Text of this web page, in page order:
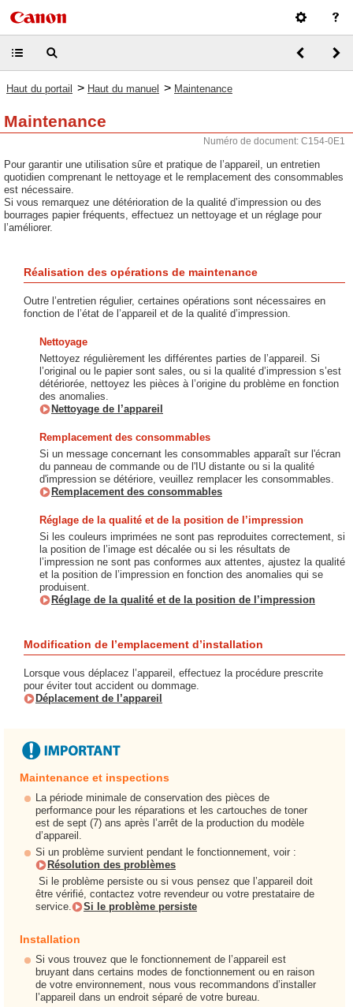
Haut du portail > Haut du manuel > Maintenance
Maintenance
Numéro de document: C154-0E1
Pour garantir une utilisation sûre et pratique de l’appareil, un entretien
quotidien comprenant le nettoyage et le remplacement des consommables
est nécessaire.
Si vous remarquez une détérioration de la qualité d’impression ou des
bourrages papier fréquents, effectuez un nettoyage et un réglage pour
l’améliorer.
Réalisation des opérations de maintenance
Outre l’entretien régulier, certaines opérations sont nécessaires en
fonction de l’état de l’appareil et de la qualité d’impression.
Nettoyage
Nettoyez régulièrement les différentes parties de l’appareil. Si
l’original ou le papier sont sales, ou si la qualité d’impression s’est
détériorée, nettoyez les pièces à l’origine du problème en fonction
des anomalies.
Nettoyage de l’appareil
Remplacement des consommables
Si un message concernant les consommables apparaît sur l'écran
du panneau de commande ou de l'IU distante ou si la qualité
d'impression se détériore, veuillez remplacer les consommables.
Remplacement des consommables
Réglage de la qualité et de la position de l’impression
Si les couleurs imprimées ne sont pas reproduites correctement, si
la position de l’image est décalée ou si les résultats de
l’impression ne sont pas conformes aux attentes, ajustez la qualité
et la position de l’impression en fonction des anomalies qui se
produisent.
Réglage de la qualité et de la position de l’impression
Modification de l’emplacement d’installation
Lorsque vous déplacez l’appareil, effectuez la procédure prescrite
pour éviter tout accident ou dommage.
Déplacement de l’appareil
Maintenance et inspections
La période minimale de conservation des pièces de
performance pour les réparations et les cartouches de toner
est de sept (7) ans après l’arrêt de la production du modèle
d’appareil.
Si un problème survient pendant le fonctionnement, voir :
Résolution des problèmes
Si le problème persiste ou si vous pensez que l’appareil doit
être vérifié, contactez votre revendeur ou votre prestataire de
service.
Si le problème persiste
Installation
Si vous trouvez que le fonctionnement de l’appareil est
bruyant dans certains modes de fonctionnement ou en raison
de votre environnement, nous vous recommandons d’installer
l’appareil dans un endroit séparé de votre bureau.